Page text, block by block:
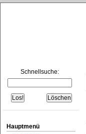
Schnellsuche:
Hauptmenü